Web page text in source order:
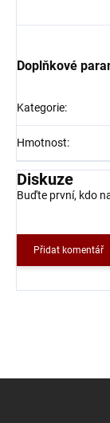
Doplňkové
Kategorie:
Hmotnost:
Diskuze
Buďte první, kdo
Přidat komentář